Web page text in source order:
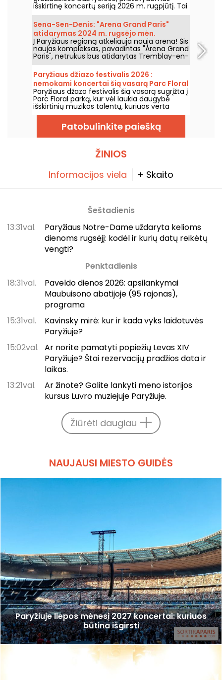
išskirtinę koncertų seriją 2026 m. rugpjūtį. Tai
unikali muzikos patirtis, švenčianti viltį,
vienybę ir atsparumą per autentikas
Afroamerikietiškosios bažnyčios giesmes.
Sena-Sen-Denis: "Arena Grand Paris"
atidarymas 2024 m. rugsėjo mėn.
Į Paryžiaus regioną atkeliauja nauja arena! Šis
naujas kompleksas, pavadintas "Arena Grand
Paris", netrukus bus atidarytas Tremblay-en-
France, Seine-Saint-Denis, ir turės dvi 7000 ir
2000 vietų sales. Mes jums viską apie tai
papasakosime.
Paryžiaus džiazo festivalis 2026 :
nemokami koncertai šią vasarą Parc Floral
grįžta, programa
Paryžiaus džazo festivalis šią vasarą sugrįžta į
Parc Floral parką, kur vėl laukia daugybė
išskirtinių muzikos talentų, kuriuos verta
pamatyti ir išgirsti įspūdingo kaimo ramybės
fone. Štai nemokamų koncertų programa,
kurią kviečiame atrasti nuo 2026 m. birželio
24 d. iki 2026 m. rugsėjo 6 d.
Patobulinkite paiešką
ŽINIOS
Informacijos viela + Skaito
Šeštadienis
13:31val.
Paryžiaus Notre-Dame uždaryta kelioms
dienoms rugsėjį: kodėl ir kurių datų reikėtų
vengti?
Penktadienis
18:31val.
Paveldo dienos 2026: apsilankymai
Maubuisono abatijoje (95 rajonas),
programa
15:31val.
Kavinsky mirė: kur ir kada vyks laidotuvės
Paryžiuje?
15:02val. Ar norite pamatyti popiežių Levas XIV
Paryžiuje? Štai rezervacijų pradžios data ir
laikas.
13:21val.
Ar žinote? Galite lankyti meno istorijos
kursus Luvro muziejuje Paryžiuje.
Žiūrėti daugiau
NAUJAUSI MIESTO GUIDĖS
Paryžiuje liepos mėnesį 2027 koncertai: kuriuos
būtina išgirsti